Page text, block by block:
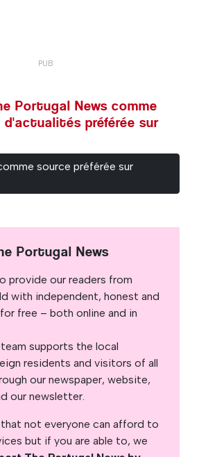
Portugal News comme
préférée sur
source préférée sur
Portugal News
provide our readers from
with independent, honest and
free – both online and in
supports the local
residents and visitors of all
our newspaper, website,
our newsletter.
not everyone can afford to
but if you are able to, we